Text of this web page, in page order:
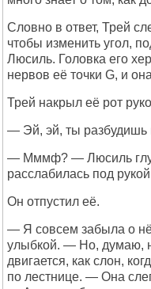
Словно в ответ, Трей
чтобы изменить угол,
Люсиль. Головка его
нервов её точки G, и
Трей накрыл её рот
— Эй, эй, ты разбудишь
— Мммф? — Люсиль
расслабилась под
Он отпустил её.
— Я совсем забыла о
улыбкой. — Но, думаю,
двигается, как слон,
по лестнице. — Она